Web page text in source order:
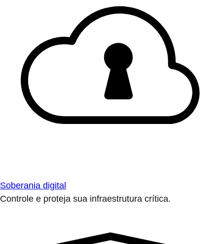
Soberania digital
Controle e proteja sua infraestrutura crítica.